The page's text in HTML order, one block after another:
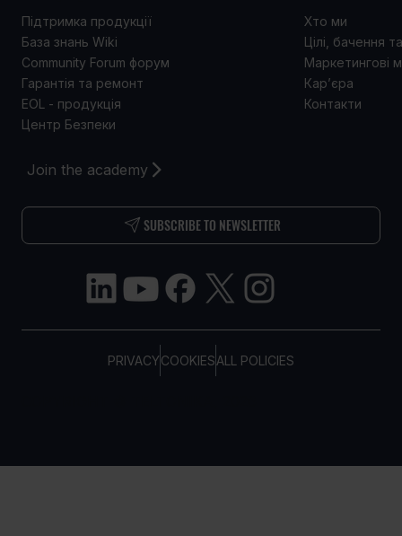
PRIVACYCOOKIESALL POLICIES
Join the academy
SUBSCRIBE TO NEWSLETTER
Підтримка продукції
База знань Wiki
Community Forum форум
Гарантія та ремонт
EOL - продукція
Центр Безпеки
Хто ми
Цілі, бачення
Маркетингові
Кар’єра
Контакти